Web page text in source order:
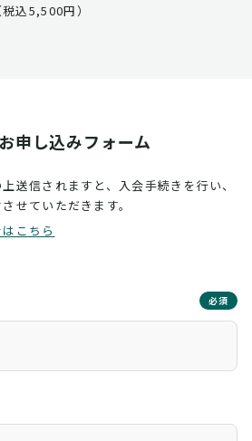
込5,500円）
申し込みフォーム
送信されますと、入会手続きを行い、
せていただきます。
こちら
必須